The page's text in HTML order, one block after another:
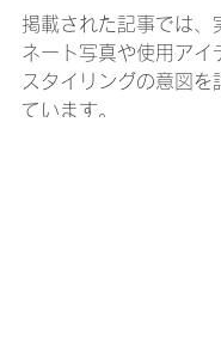
掲載された記事では、
ネート写真や使用アイ
スタイリングの意図を
ています。